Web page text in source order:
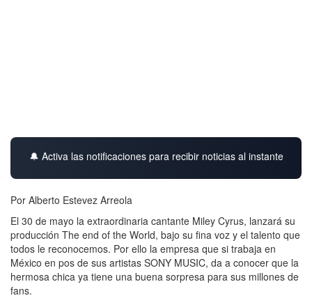
🔔 Activa las notificaciones para recibir noticias al instante
Por Alberto Estevez Arreola
El 30 de mayo la extraordinaria cantante Miley Cyrus, lanzará su
producción The end of the World, bajo su fina voz y el talento que
todos le reconocemos. Por ello la empresa que si trabaja en
México en pos de sus artistas SONY MUSIC, da a conocer que la
hermosa chica ya tiene una buena sorpresa para sus millones de
fans.